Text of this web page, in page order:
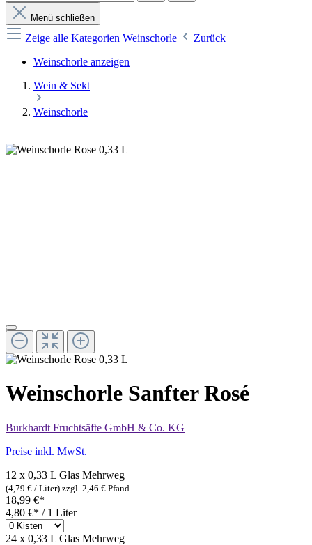
Menü schließen
Zeige alle Kategorien Weinschorle
Zurück
Weinschorle anzeigen
Wein & Sekt
Weinschorle
Weinschorle Sanfter Rosé
Burkhardt Fruchtsäfte GmbH & Co. KG
Preise inkl. MwSt.
12 x 0,33 L Glas Mehrweg
(4,79 € / Liter) zzgl. 2,46 € Pfand
18,99 €*
4,80 €* / 1 Liter
24 x 0,33 L Glas Mehrweg